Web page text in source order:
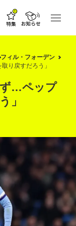
フィル・フォーデン
り戻すだろう」
ず…ペップ
」